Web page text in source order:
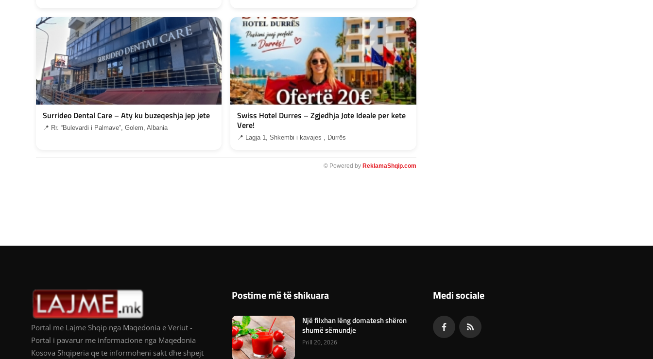
Surrideo Dental Care – Aty ku buzeqeshja jep jete
📍 Rr. “Bulevardi i Palmave”, Golem, Albania
Swiss Hotel Durres – Zgjedhja Jote Ideale per kete
Vere!
📍 Lagja 1, Shkembi i kavajes , Durrës
© Powered by ReklamaShqip.com
Portal me Lajme Shqip nga Maqedonia e Veriut -
Portal i pavarur me informacione nga Maqedonia
Kosova Shqiperia qe te informoheni sakt dhe shpejt
Postime më të shikuara
Një filxhan lëng domatesh shëron
shumë sëmundje
Prill 20, 2026
Medi sociale